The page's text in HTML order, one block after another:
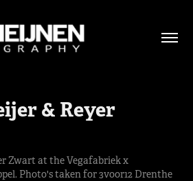
& Reyer
Zwart at the Vegafabriek x
Photo's taken for 3voor12 Drenthe